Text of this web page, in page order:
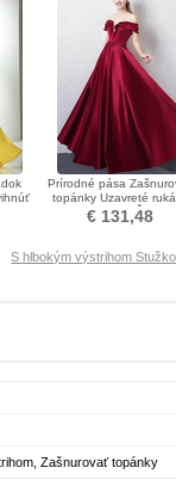
Prírodné pása
topánky Uzavreté
Stužková Šaty
€ 131,48
S hlbokým výstrihom
Zašnurovať topánky